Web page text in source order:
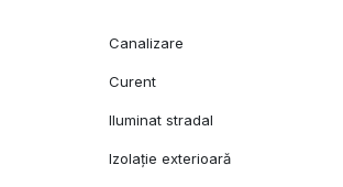
Canalizare
Curent
Iluminat stradal
Izolație exterioară